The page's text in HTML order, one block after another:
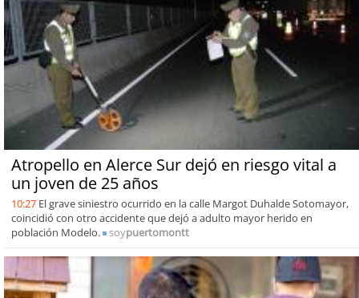
Atropello en Alerce Sur dejó en riesgo vital a
un joven de 25 años
10:27 El grave siniestro ocurrido en la calle Margot Duhalde Sotomayor,
coincidió con otro accidente que dejó a adulto mayor herido en
población Modelo.
soypuertomontt